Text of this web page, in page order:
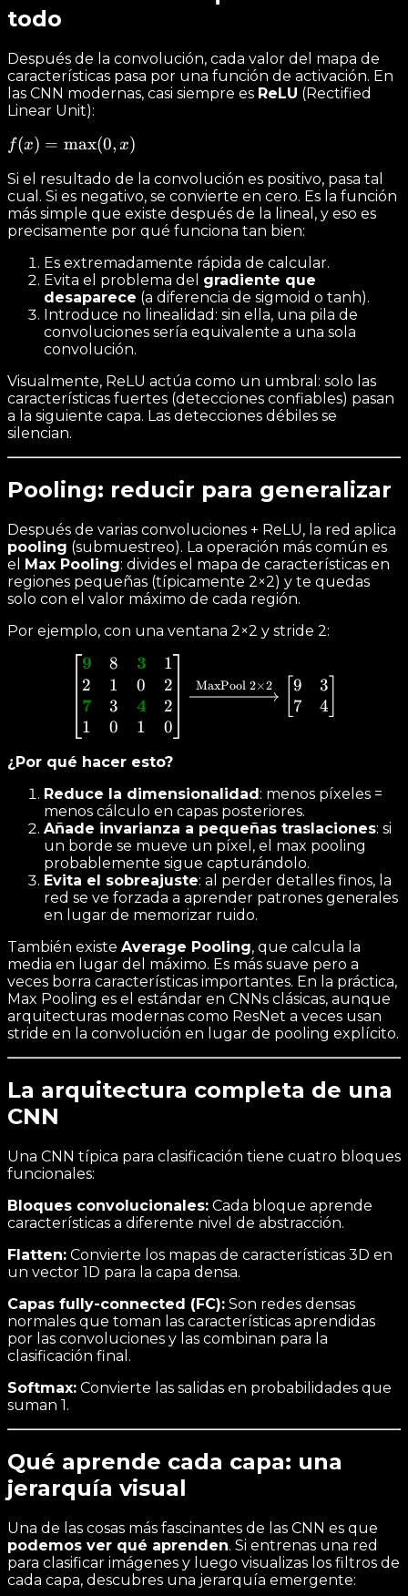
todo
Después de la convolución, cada valor del mapa de
características pasa por una función de activación. En
las CNN modernas, casi siempre es ReLU (Rectified
Linear Unit):
f(x) =
x)
f(x) = max(0, x)
Si el resultado de la convolución es positivo, pasa tal
cual. Si es negativo, se convierte en cero. Es la función
más simple que existe después de la lineal, y eso es
precisamente por qué funciona tan bien:
Es extremadamente rápida de calcular.
Evita el problema del gradiente que
desaparece (a diferencia de sigmoid o tanh).
Introduce no linealidad: sin ella, una pila de
convoluciones sería equivalente a una sola
convolución.
Visualmente, ReLU actúa como un umbral: solo las
características fuertes (detecciones confiables) pasan
a la siguiente capa. Las detecciones débiles se
silencian.
Pooling: reducir para generalizar
Después de varias convoluciones + ReLU, la red aplica
pooling (submuestreo). La operación más común es
el Max Pooling: divides el mapa de características en
regiones pequeñas (típicamente 2×2) y te quedas
solo con el valor máximo de cada región.
Por ejemplo, con una ventana 2×2 y stride 2:
9
2
7
1
8
1
3
0
3
0
4
1
1
2
2
0
MaxPool 2×2
9
7
3
4
¿Por qué hacer esto?
Reduce la dimensionalidad : menos píxeles =
menos cálculo en capas posteriores.
Añade invarianza a pequeñas traslaciones: si
un borde se mueve un píxel, el max pooling
probablemente sigue capturándolo.
Evita el sobreajuste: al perder detalles finos, la
red se ve forzada a aprender patrones generales
en lugar de memorizar ruido.
También existe Average Pooling, que calcula la
media en lugar del máximo. Es más suave pero a
veces borra características importantes. En la práctica,
Max Pooling es el estándar en CNNs clásicas, aunque
arquitecturas modernas como ResNet a veces usan
stride en la convolución en lugar de pooling explícito.
La arquitectura completa de una
CNN
Una CNN típica para clasificación tiene cuatro bloques
funcionales:
Bloques convolucionales: Cada bloque aprende
características a diferente nivel de abstracción.
Flatten: Convierte los mapas de características 3D en
un vector 1D para la capa densa.
Capas fully-connected (FC): Son redes densas
normales que toman las características aprendidas
por las convoluciones y las combinan para la
clasificación final.
Softmax: Convierte las salidas en probabilidades que
suman 1.
Qué aprende cada capa: una
jerarquía visual
Una de las cosas más fascinantes de las CNN es que
podemos ver qué aprenden. Si entrenas una red
para clasificar imágenes y luego visualizas los filtros de
cada capa, descubres una jerarquía emergente: